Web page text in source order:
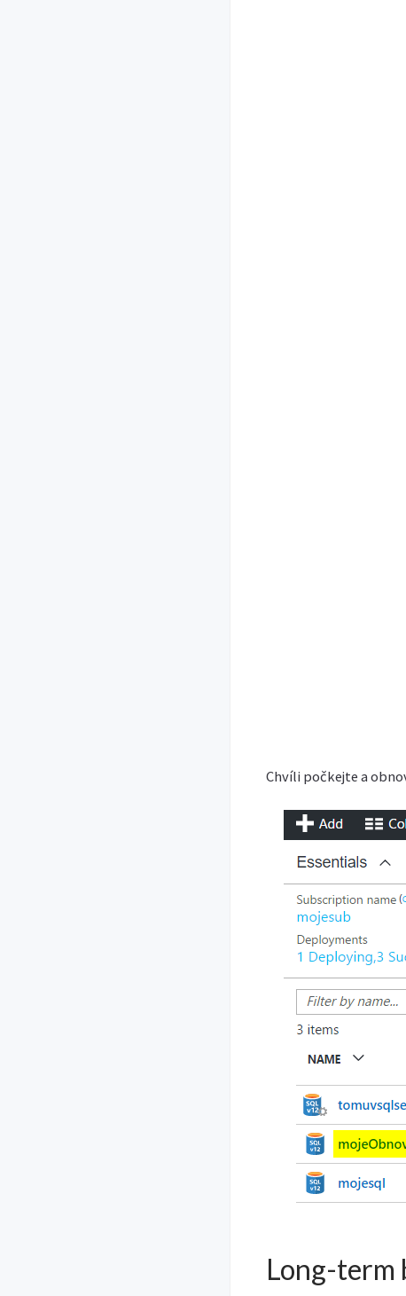
Chvíli počkejte a
Long-term